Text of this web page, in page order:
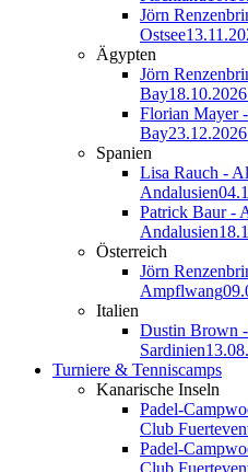
Jörn
Ostsee
Ägypten
Jörn
Bay
Florian Mayer
Bay
Spanien
Lisa Rauch -
Andalusien
Patrick Baur -
Andalusien
Österreich
Jörn
Ampflwang
Italien
Dustin Brown
Sardinien
Turniere & Tenniscamps
Kanarische Inseln
Padel-
Club
Padel-
Club